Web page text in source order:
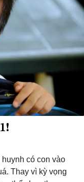
có con vào
Thay vì kỳ vọng